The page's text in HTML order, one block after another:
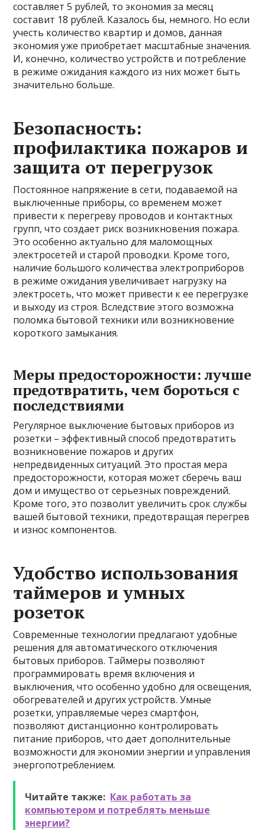
составляет 5 рублей, то экономия за месяц
составит 18 рублей. Казалось бы, немного. Но если
учесть количество квартир и домов, данная
экономия уже приобретает масштабные значения.
И, конечно, количество устройств и потребление
в режиме ожидания каждого из них может быть
значительно больше.
Безопасность:
профилактика пожаров и
защита от перегрузок
Постоянное напряжение в сети, подаваемой на
выключенные приборы, со временем может
привести к перегреву проводов и контактных
групп, что создает риск возникновения пожара.
Это особенно актуально для маломощных
электросетей и старой проводки. Кроме того,
наличие большого количества электроприборов
в режиме ожидания увеличивает нагрузку на
электросеть, что может привести к ее перегрузке
и выходу из строя. Вследствие этого возможна
поломка бытовой техники или возникновение
короткого замыкания.
Меры предосторожности: лучше
предотвратить, чем бороться с
последствиями
Регулярное выключение бытовых приборов из
розетки – эффективный способ предотвратить
возникновение пожаров и других
непредвиденных ситуаций. Это простая мера
предосторожности, которая может сберечь ваш
дом и имущество от серьезных повреждений.
Кроме того, это позволит увеличить срок службы
вашей бытовой техники, предотвращая перегрев
и износ компонентов.
Удобство использования
таймеров и умных
розеток
Современные технологии предлагают удобные
решения для автоматического отключения
бытовых приборов. Таймеры позволяют
программировать время включения и
выключения, что особенно удобно для освещения,
обогревателей и других устройств. Умные
розетки, управляемые через смартфон,
позволяют дистанционно контролировать
питание приборов, что дает дополнительные
возможности для экономии энергии и управления
энергопотреблением.
Читайте также: Как работать за
компьютером и потреблять меньше
энергии?